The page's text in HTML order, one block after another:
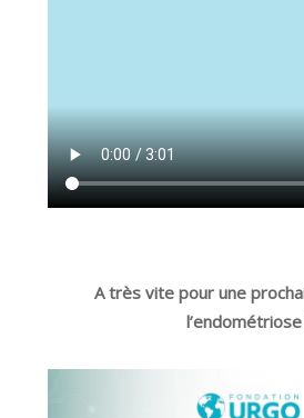
A très vite pour une
l’endométriose